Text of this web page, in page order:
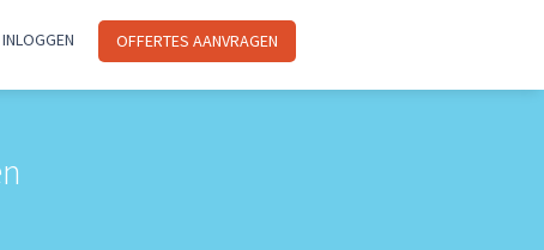
INLOGGEN OFFERTES AANVRAGEN